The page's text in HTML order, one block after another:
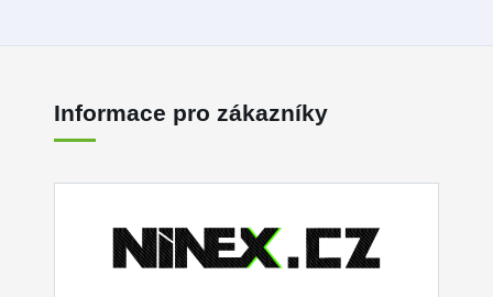
Informace pro zákazníky